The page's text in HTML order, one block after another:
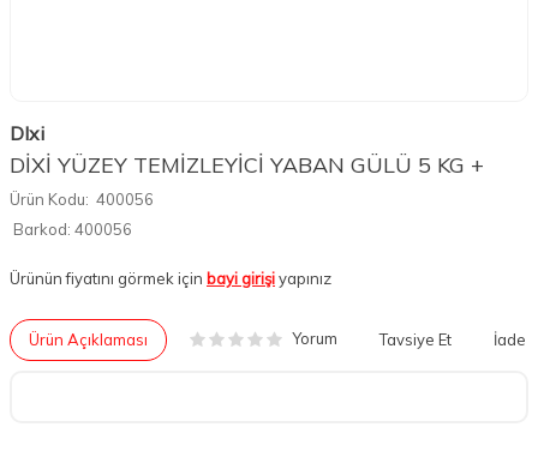
DIxi
DİXİ YÜZEY TEMİZLEYİCİ YABAN GÜLÜ 5 KG +
Ürün Kodu: 400056
Barkod: 400056
Ürünün fiyatını görmek için bayi girişiyapınız
Ürün Açıklaması Yorum Tavsiye Et İade